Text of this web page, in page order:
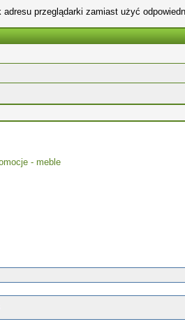
przeglądarki zamiast użyć